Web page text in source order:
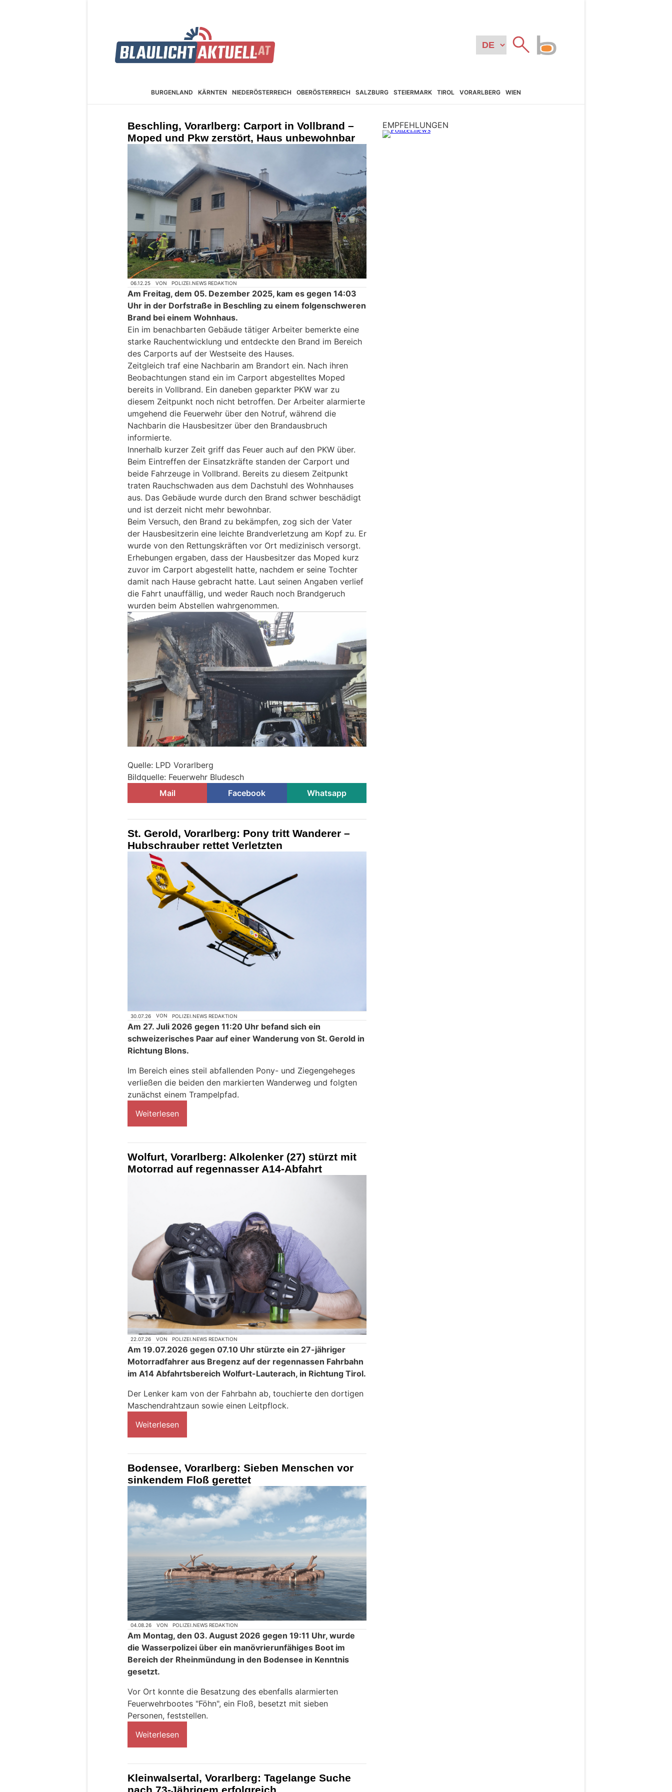
BURGEN­LAND KÄRNTEN NIEDER­ÖSTERREICH OBER­ÖSTERREICH SALZBURG STEIER­MARK TIROL VORARL­BERG WIEN
Beschling, Vorarlberg: Carport in Vollbrand –
Moped und Pkw zerstört, Haus unbewohnbar
06.12.25 VON POLIZEI.NEWS REDAKTION
Am Freitag, dem 05. Dezember 2025, kam es gegen 14:03
Uhr in der Dorfstraße in Beschling zu einem folgenschweren
Brand bei einem Wohnhaus.
Ein im benachbarten Gebäude tätiger Arbeiter bemerkte eine
starke Rauchentwicklung und entdeckte den Brand im Bereich
des Carports auf der Westseite des Hauses.
Zeitgleich traf eine Nachbarin am Brandort ein. Nach ihren
Beobachtungen stand ein im Carport abgestelltes Moped
bereits in Vollbrand. Ein daneben geparkter PKW war zu
diesem Zeitpunkt noch nicht betroffen. Der Arbeiter alarmierte
umgehend die Feuerwehr über den Notruf, während die
Nachbarin die Hausbesitzer über den Brandausbruch
informierte.
Innerhalb kurzer Zeit griff das Feuer auch auf den PKW über.
Beim Eintreffen der Einsatzkräfte standen der Carport und
beide Fahrzeuge in Vollbrand. Bereits zu diesem Zeitpunkt
traten Rauchschwaden aus dem Dachstuhl des Wohnhauses
aus. Das Gebäude wurde durch den Brand schwer beschädigt
und ist derzeit nicht mehr bewohnbar.
Beim Versuch, den Brand zu bekämpfen, zog sich der Vater
der Hausbesitzerin eine leichte Brandverletzung am Kopf zu. Er
wurde von den Rettungskräften vor Ort medizinisch versorgt.
Erhebungen ergaben, dass der Hausbesitzer das Moped kurz
zuvor im Carport abgestellt hatte, nachdem er seine Tochter
damit nach Hause gebracht hatte. Laut seinen Angaben verlief
die Fahrt unauffällig, und weder Rauch noch Brandgeruch
wurden beim Abstellen wahrgenommen.
Quelle: LPD Vorarlberg
Bildquelle: Feuerwehr Bludesch
Mail
Facebook Whatsapp
St. Gerold, Vorarlberg: Pony tritt Wanderer –
Hubschrauber rettet Verletzten
30.07.26 VON POLIZEI.NEWS REDAKTION
Am 27. Juli 2026 gegen 11:20 Uhr befand sich ein
schweizerisches Paar auf einer Wanderung von St. Gerold in
Richtung Blons.
Im Bereich eines steil abfallenden Pony- und Ziegengeheges
verließen die beiden den markierten Wanderweg und folgten
zunächst einem Trampelpfad.
Weiterlesen
Wolfurt, Vorarlberg: Alkolenker (27) stürzt mit
Motorrad auf regennasser A14-Abfahrt
22.07.26 VON POLIZEI.NEWS REDAKTION
Am 19.07.2026 gegen 07.10 Uhr stürzte ein 27-jähriger
Motorradfahrer aus Bregenz auf der regennassen Fahrbahn
im A14 Abfahrtsbereich Wolfurt-Lauterach, in Richtung Tirol.
Der Lenker kam von der Fahrbahn ab, touchierte den dortigen
Maschendrahtzaun sowie einen Leitpflock.
Weiterlesen
Bodensee, Vorarlberg: Sieben Menschen vor
sinkendem Floß gerettet
04.08.26 VON POLIZEI.NEWS REDAKTION
Am Montag, den 03. August 2026 gegen 19:11 Uhr, wurde
die Wasserpolizei über ein manövrierunfähiges Boot im
Bereich der Rheinmündung in den Bodensee in Kenntnis
gesetzt.
Vor Ort konnte die Besatzung des ebenfalls alarmierten
Feuerwehrbootes "Föhn", ein Floß, besetzt mit sieben
Personen, feststellen.
Weiterlesen
Kleinwalsertal, Vorarlberg: Tagelange Suche
EMPFEHLUNGEN